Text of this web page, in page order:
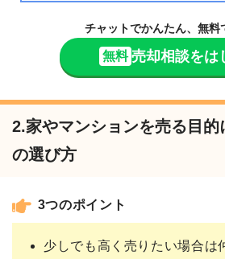
チャットでかんたん、無料
無料 売却相談をは
2.家やマンションを売る目
の選び方
3つのポイント
少しでも高く売りたい場合は